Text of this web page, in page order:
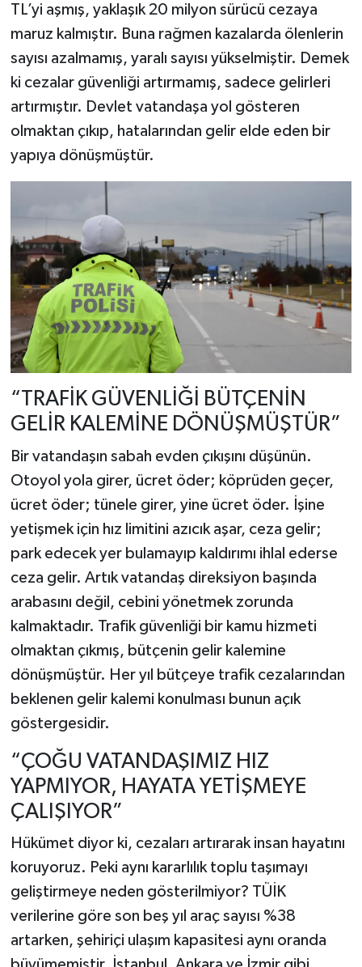
TL’yi aşmış, yaklaşık 20 milyon sürücü cezaya
maruz kalmıştır. Buna rağmen kazalarda ölenlerin
sayısı azalmamış, yaralı sayısı yükselmiştir. Demek
ki cezalar güvenliği artırmamış, sadece gelirleri
artırmıştır. Devlet vatandaşa yol gösteren
olmaktan çıkıp, hatalarından gelir elde eden bir
yapıya dönüşmüştür.
“TRAFİK GÜVENLİĞİ BÜTÇENİN
GELİR KALEMİNE DÖNÜŞMÜŞTÜR”
Bir vatandaşın sabah evden çıkışını düşünün.
Otoyol yola girer, ücret öder; köprüden geçer,
ücret öder; tünele girer, yine ücret öder. İşine
yetişmek için hız limitini azıcık aşar, ceza gelir;
park edecek yer bulamayıp kaldırımı ihlal ederse
ceza gelir. Artık vatandaş direksiyon başında
arabasını değil, cebini yönetmek zorunda
kalmaktadır. Trafik güvenliği bir kamu hizmeti
olmaktan çıkmış, bütçenin gelir kalemine
dönüşmüştür. Her yıl bütçeye trafik cezalarından
beklenen gelir kalemi konulması bunun açık
göstergesidir.
“ÇOĞU VATANDAŞIMIZ HIZ
YAPMIYOR, HAYATA YETİŞMEYE
ÇALIŞIYOR”
Hükümet diyor ki, cezaları artırarak insan hayatını
koruyoruz. Peki aynı kararlılık toplu taşımayı
geliştirmeye neden gösterilmiyor? TÜİK
verilerine göre son beş yıl araç sayısı %38
artarken, şehiriçi ulaşım kapasitesi aynı oranda